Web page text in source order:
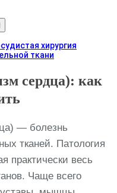
хирургия
ткани
сердца): как
— болезнь
тканей. Патология
практически весь
Чаще всего